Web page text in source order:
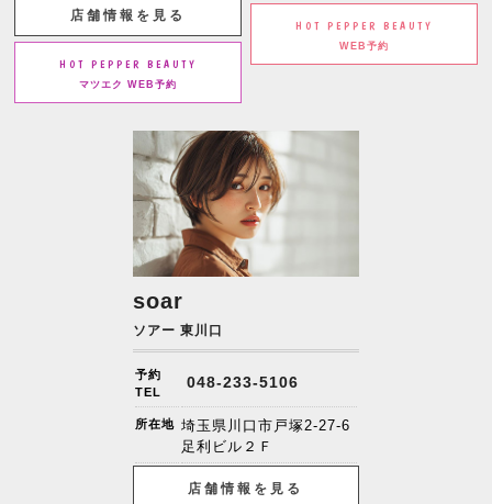
店舗情報を見る
HOT PEPPER BEAUTY
マツエク WEB予約
HOT PEPPER BEAUTY
WEB予約
soar
ソアー 東川口
予約
TEL
048-233-5106
所在地 埼玉県川口市戸塚2-27-6
足利ビル２Ｆ
店舗情報を見る